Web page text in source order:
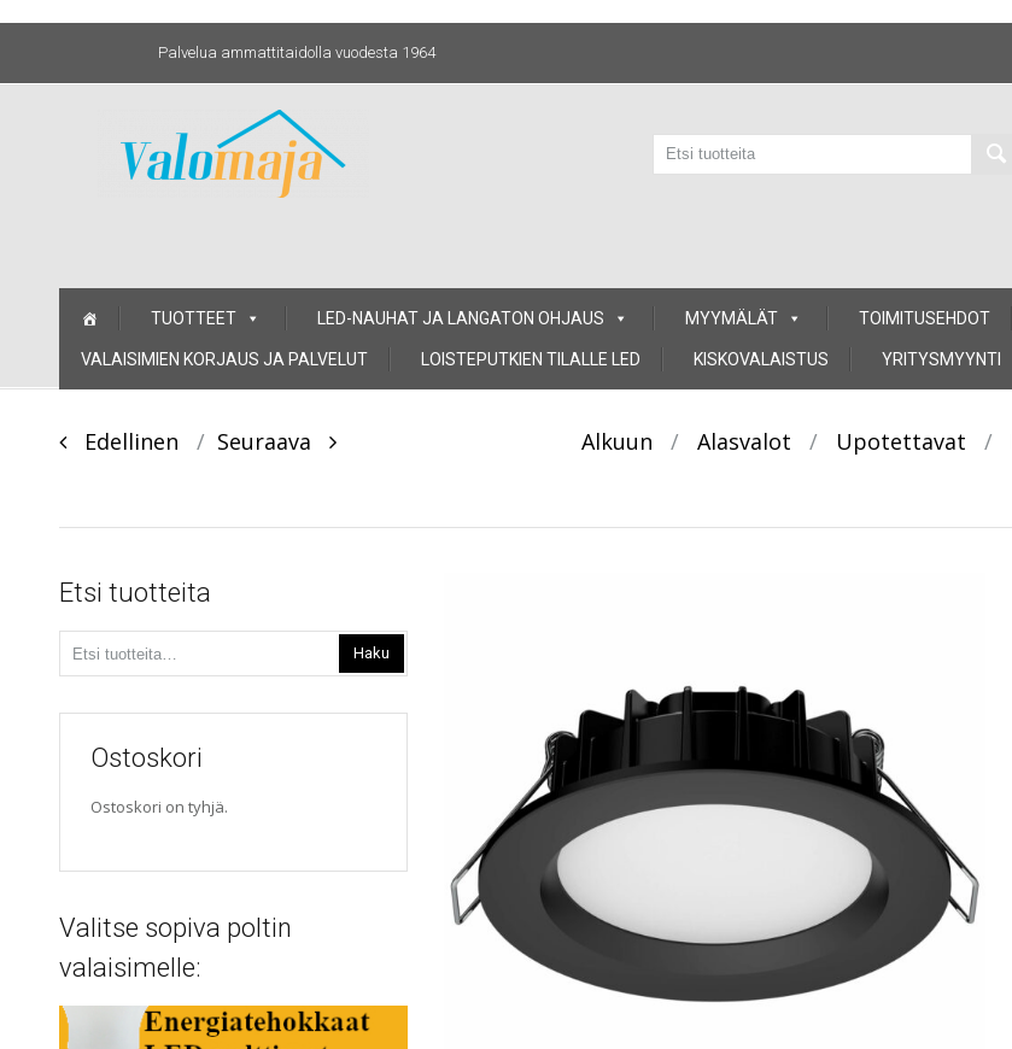
Palvelua ammattitaidolla vuodesta 1964
TUOTTEET LED-NAUHAT JA LANGATON OHJAUS MYYMÄLÄT TOIMITUSEHDOT
VALAISIMIEN KORJAUS JA PALVELUT LOISTEPUTKIEN TILALLE LED KISKOVALAISTUS YRITYSMYYNTI
Post
Edellinen Seuraava Alkuun / Alasvalot / Upotettavat /
Etsi tuotteita
Haku
Ostoskori
Ostoskori on tyhjä.
Valitse sopiva poltin
valaisimelle: